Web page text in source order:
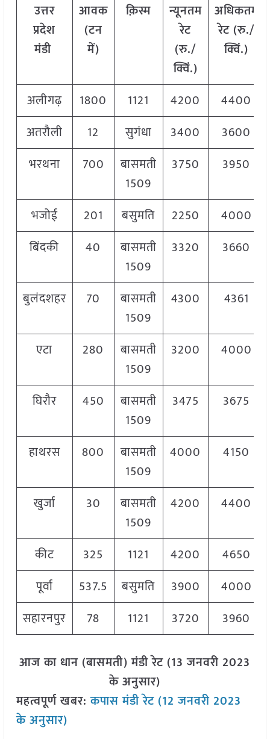
उत्तर
प्रदेश
मंडी
आवक
(टन
में)
क़िस्म
न्यूनतम
रेट
(रु./
क्विं.)
अधिकतम
रेट (रु./
क्विं.)
अलीगढ़ 1800 1121 4200
4400
अतरौली
12 सुगंधा 3400
3600
भरथना
700
बासमती
1509
3750 3950
भजोई 201 बसुमति 2250
4000
बिंदकी
40
बासमती
1509
3320 3660
बुलंदशहर 70
बासमती
1509
4300 4361
एटा 280
बासमती
1509
3200 4000
घिरौर 450
बासमती
1509
3475 3675
हाथरस 800
बासमती
1509
4000 4150
खुर्जा 30
बासमती
1509
4200 4400
कीट 325 1121 4200
4650
पूर्वा
537.5 बसुमति 3900
4000
सहारनपुर
78 1121 3720 3960
आज का धान (बासमती) मंडी रेट (13 जनवरी 2023
के अनुसार)
महत्वपूर्ण खबर:कपास मंडी रेट (12 जनवरी 2023
के अनुसार)